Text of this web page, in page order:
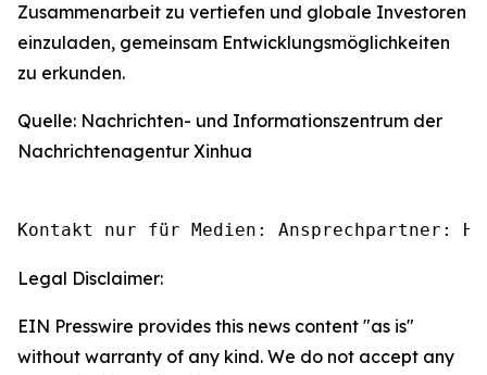
Zusammenarbeit zu vertiefen und globale Investoren
einzuladen, gemeinsam Entwicklungsmöglichkeiten
zu erkunden.
Quelle: Nachrichten- und Informationszentrum der
Nachrichtenagentur Xinhua
Kontakt nur für Medien: Ansprechpartner:
Legal Disclaimer:
EIN Presswire provides this news content "as is"
without warranty of any kind. We do not accept any